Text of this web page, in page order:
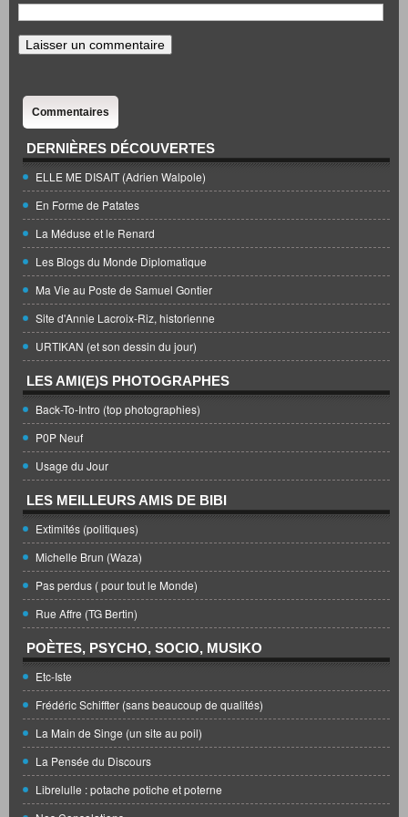
Commentaires
DERNIÈRES DÉCOUVERTES
ELLE ME DISAIT (Adrien Walpole)
En Forme de Patates
La Méduse et le Renard
Les Blogs du Monde Diplomatique
Ma Vie au Poste de Samuel Gontier
Site d'Annie Lacroix-Riz, historienne
URTIKAN (et son dessin du jour)
LES AMI(E)S PHOTOGRAPHES
Back-To-Intro (top photographies)
P0P Neuf
Usage du Jour
LES MEILLEURS AMIS DE BIBI
Extimités (politiques)
Michelle Brun (Waza)
Pas perdus ( pour tout le Monde)
Rue Affre (TG Bertin)
POÈTES, PSYCHO, SOCIO, MUSIKO
Etc-Iste
Frédéric Schiffter (sans beaucoup de qualités)
La Main de Singe (un site au poil)
La Pensée du Discours
Librelulle : potache potiche et poterne